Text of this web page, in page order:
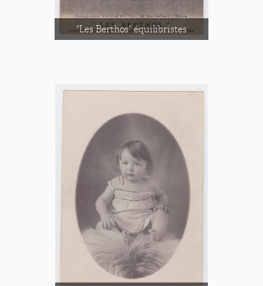
"Les Berthos" équilibristes